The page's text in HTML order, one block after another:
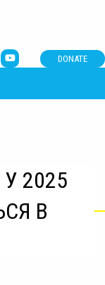
DONATE
У 2025
В